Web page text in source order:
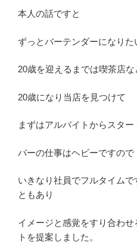
本人の話ですと
ずっとバーテンダーになりた
20歳を迎えるまでは喫茶店
20歳になり当店を見つけて
まずはアルバイトからスター
バーの仕事はヘビーですので
いきなり社員でフルタイム
ともあり
イメージと感覚をすり合わ
トを提案しました。